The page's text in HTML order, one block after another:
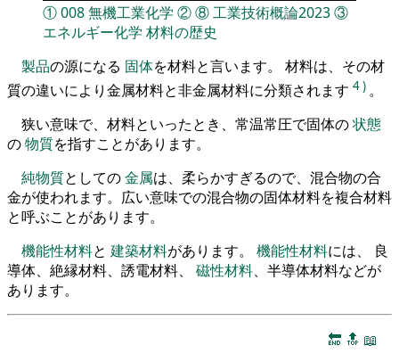
①008無機工業化学 ②⑧工業技術概論2023③
エネルギー化学 材料の歴史
製品の源になる 固体を材料と言います。 材料は、その材
質の違いにより金属材料と非金属材料に分類されます 4) 。
狭い意味で、材料といったとき、常温常圧で固体の状態
の物質を指すことがあります。
純物質としての金属は、柔らかすぎるので、混合物の合
金が使われます。広い意味での混合物の固体材料を複合材料
と呼ぶことがあります。
機能性材料と 建築材料があります。 機能性材料には、 良
導体、絶縁材料、誘電材料、 磁性材料、半導体材料などが
あります。
🔚 🔝 📖